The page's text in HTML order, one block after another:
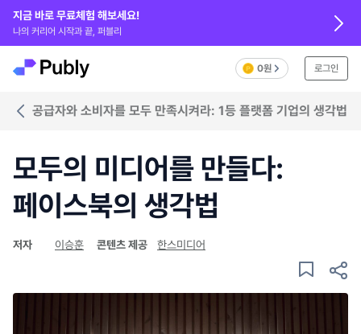
지금 바로 무료체험 해보세요!
나의 커리어 시작과 끝, 퍼블리
0원 로그인
공급자와 소비자를 모두 만족시켜라: 1등 플랫폼 기업의 생각법
모두의 미디어를 만들다:
페이스북의 생각법
저자 이승훈 콘텐츠 제공 한스미디어